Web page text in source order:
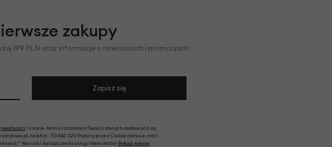
zakupy
199 PLN oraz informacje o nowościach i promocjach
Zapisz się
i cookie. Administratorem Twoich danych osobowych są
telefon: 713 432 029. Podany przez Ciebie adres e-mail
* Warunki świadczenia usługi Newsletter Pokaż więcej